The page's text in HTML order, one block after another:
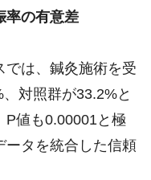
率の有意差
では、鍼灸施術を受
対照群が33.2%と
P値も0.00001と極
ータを統合した信頼